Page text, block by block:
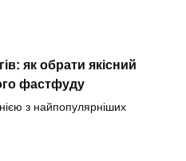
як обрати якісний
фастфуду
з найпопулярніших